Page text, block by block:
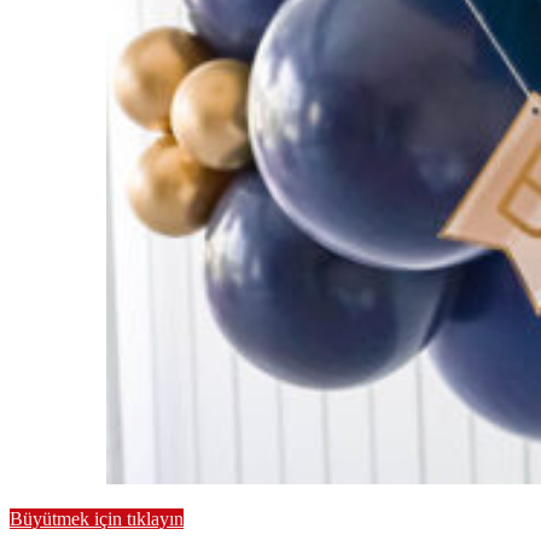
Büyütmek için tıklayın